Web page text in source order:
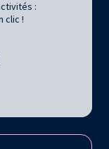
:
clic !